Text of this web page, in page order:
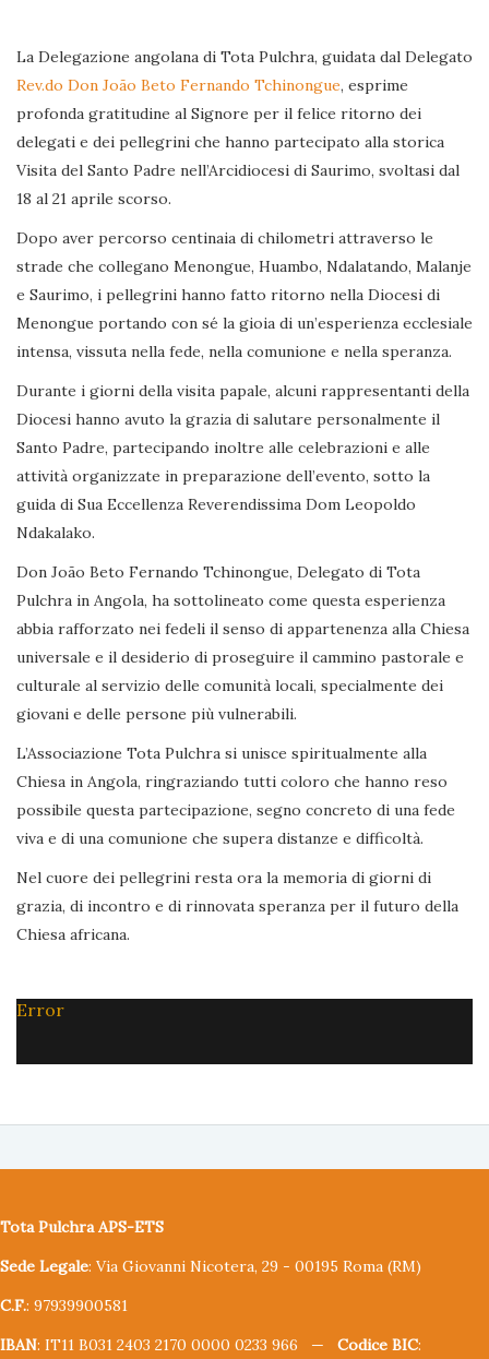
La Delegazione angolana di Tota Pulchra, guidata dal Delegato
Rev.do Don João Beto Fernando Tchinongue, esprime
profonda gratitudine al Signore per il felice ritorno dei
delegati e dei pellegrini che hanno partecipato alla storica
Visita del Santo Padre nell’Arcidiocesi di Saurimo, svoltasi dal
18 al 21 aprile scorso.
Dopo aver percorso centinaia di chilometri attraverso le
strade che collegano Menongue, Huambo, Ndalatando, Malanje
e Saurimo, i pellegrini hanno fatto ritorno nella Diocesi di
Menongue portando con sé la gioia di un’esperienza ecclesiale
intensa, vissuta nella fede, nella comunione e nella speranza.
Durante i giorni della visita papale, alcuni rappresentanti della
Diocesi hanno avuto la grazia di salutare personalmente il
Santo Padre, partecipando inoltre alle celebrazioni e alle
attività organizzate in preparazione dell’evento, sotto la
guida di Sua Eccellenza Reverendissima Dom Leopoldo
Ndakalako.
Don João Beto Fernando Tchinongue, Delegato di Tota
Pulchra in Angola, ha sottolineato come questa esperienza
abbia rafforzato nei fedeli il senso di appartenenza alla Chiesa
universale e il desiderio di proseguire il cammino pastorale e
culturale al servizio delle comunità locali, specialmente dei
giovani e delle persone più vulnerabili.
L’Associazione Tota Pulchra si unisce spiritualmente alla
Chiesa in Angola, ringraziando tutti coloro che hanno reso
possibile questa partecipazione, segno concreto di una fede
viva e di una comunione che supera distanze e difficoltà.
Nel cuore dei pellegrini resta ora la memoria di giorni di
grazia, di incontro e di rinnovata speranza per il futuro della
Chiesa africana.
Error
Tota Pulchra APS-ETS
Sede Legale: Via Giovanni Nicotera, 29 - 00195 Roma (RM)
C.F.: 97939900581
IBAN: IT11 B031 2403 2170 0000 0233 966 — Codice BIC: